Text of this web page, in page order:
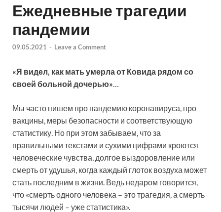
Ежедневные трагедии
пандемии
09.05.2021 - Leave a Comment
«Я видел, как мать умерла от Ковида рядом со
своей больной дочерью»
Мы часто пишем про пандемию коронавируса, про
вакцины, меры безопасности и соответствующую
статистику. Но при этом забываем, что за
правильными текстами и сухими цифрами кроются
человеческие чувства, долгое выздоровление или
смерть от удушья, когда каждый глоток воздуха может
стать последним в жизни. Ведь недаром говорится,
что «смерть одного человека – это трагедия, а смерть
тысячи людей – уже статистика».